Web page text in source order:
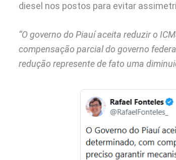
diesel nos postos para evitar
“O governo do Piauí aceita reduzir o
compensação parcial do governo
redução represente de fato uma